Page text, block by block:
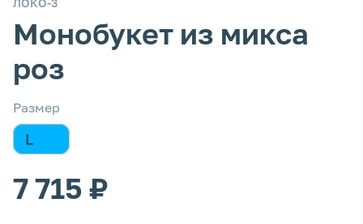
ЛОКО-3
Монобукет из микса
роз
Размер
L
7 715 ₽